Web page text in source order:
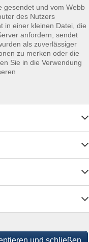
R 10
R 10
R 10
R 10
R 10
10x Di
Dozent*in:
Peter Kwaß
Werder,
10
14542
gesendet und vom Webb
des Nutzers
in einer kleinen Datei, die
anfordern, sendet
als zuverlässiger
zu merken oder die
Sie in die Verwendung
und schließen